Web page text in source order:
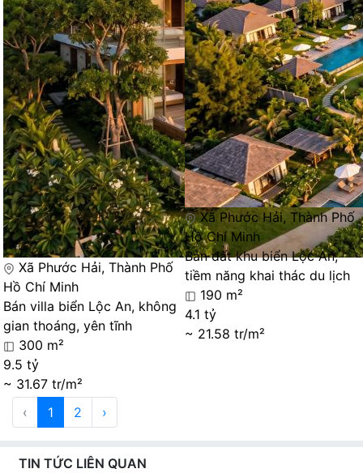
Xã Phước Hải, Thành Phố
Hồ Chí Minh
Bán villa biển Lộc An, không
gian thoáng, yên tĩnh
300 m²
9.5 tỷ
~ 31.67 tr/m²
Xã Phước Hải, Thành Phố
Hồ Chí Minh
Bán đất khu biển Lộc An,
tiềm năng khai thác du lịch
190 m²
4.1 tỷ
~ 21.58 tr/m²
‹ 1 2 ›
TIN TỨC LIÊN QUAN